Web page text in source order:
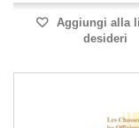
Aggiungi alla
desideri